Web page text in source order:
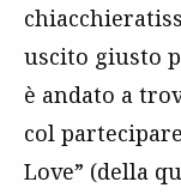
uscito giusto
è andato a
col
Love” (della